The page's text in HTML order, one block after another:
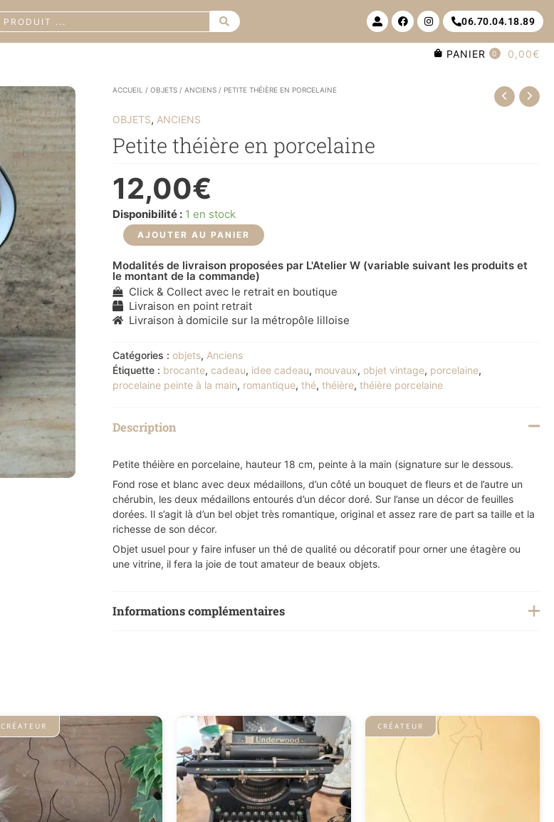
U
s
e
r
F
a
c
e
I
n
s
t
06.70.04.18.89
PANIER 0 0,00€
ACCUEIL /OBJETS /ANCIENS / PETITE THÉIÈRE EN PORCELAINE
OBJETS,ANCIENS
Petite théière en porcelaine
12,00€
Disponibilité : 1 en stock
quantité
Petite
théière
porcelaine
AJOUTER AU PANIER
Modalités de livraison proposées par L'Atelier W (variable suivant les produits et
le montant de la commande)
Click & Collect avec le retrait en boutique
Livraison en point retrait
Livraison à domicile sur la métropôle lilloise
Catégories :objets, Anciens
Étiquette : brocante,cadeau, idee cadeau, mouvaux,objet vintage, porcelaine,
procelaine peinte à la main, romantique,thé,théière,théière porcelaine
Description
Petite théière en porcelaine, hauteur 18 cm, peinte à la main (signature sur le dessous.
Fond rose et blanc avec deux médaillons, d’un côté un bouquet de fleurs et de l’autre un
chérubin, les deux médaillons entourés d’un décor doré. Sur l’anse un décor de feuilles
dorées. Il s’agit là d’un bel objet très romantique, original et assez rare de part sa taille et la
richesse de son décor.
Objet usuel pour y faire infuser un thé de qualité ou décoratif pour orner une étagère ou
une vitrine, il fera la joie de tout amateur de beaux objets.
Informations complémentaires
CRÉATEUR CRÉATEUR